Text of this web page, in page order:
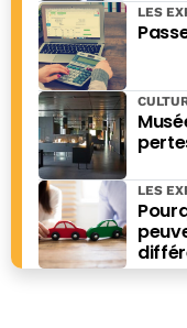
LES
LES